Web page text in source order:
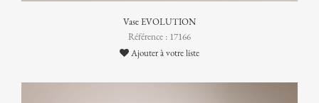
Vase EVOLUTION
Référence : 17166
Ajouter à votre liste